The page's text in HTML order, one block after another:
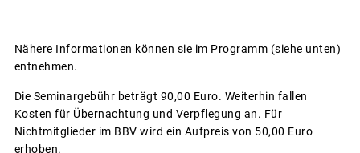
Nähere Informationen können sie im Programm (siehe unten)
entnehmen.
Die Seminargebühr beträgt 90,00 Euro. Weiterhin fallen
Kosten für Übernachtung und Verpflegung an. Für
Nichtmitglieder im BBV wird ein Aufpreis von 50,00 Euro
erhoben.